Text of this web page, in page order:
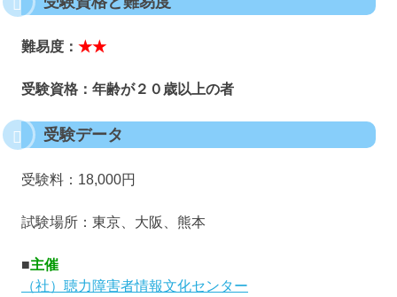
難易度： ★★
受験資格：年齢が２０歳以上の者
受験データ
受験料：18,000円
試験場所：東京、大阪、熊本
■主催
（社）聴力障害者情報文化センター